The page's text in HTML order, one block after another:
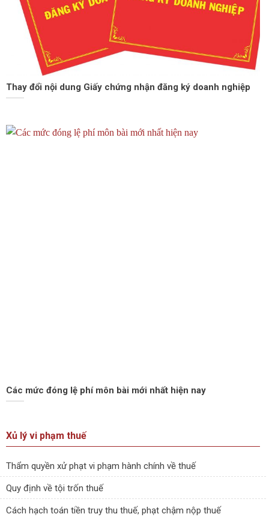
Thay đổi nội dung Giấy chứng nhận đăng ký doanh nghiệp
Các mức đóng lệ phí môn bài mới nhất hiện nay
Xủ lý vi phạm thuế
Thẩm quyền xử phạt vi phạm hành chính về thuế
Quy định về tội trốn thuế
Cách hạch toán tiền truy thu thuế, phạt chậm nộp thuế